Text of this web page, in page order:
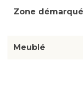
Zone
Meublé